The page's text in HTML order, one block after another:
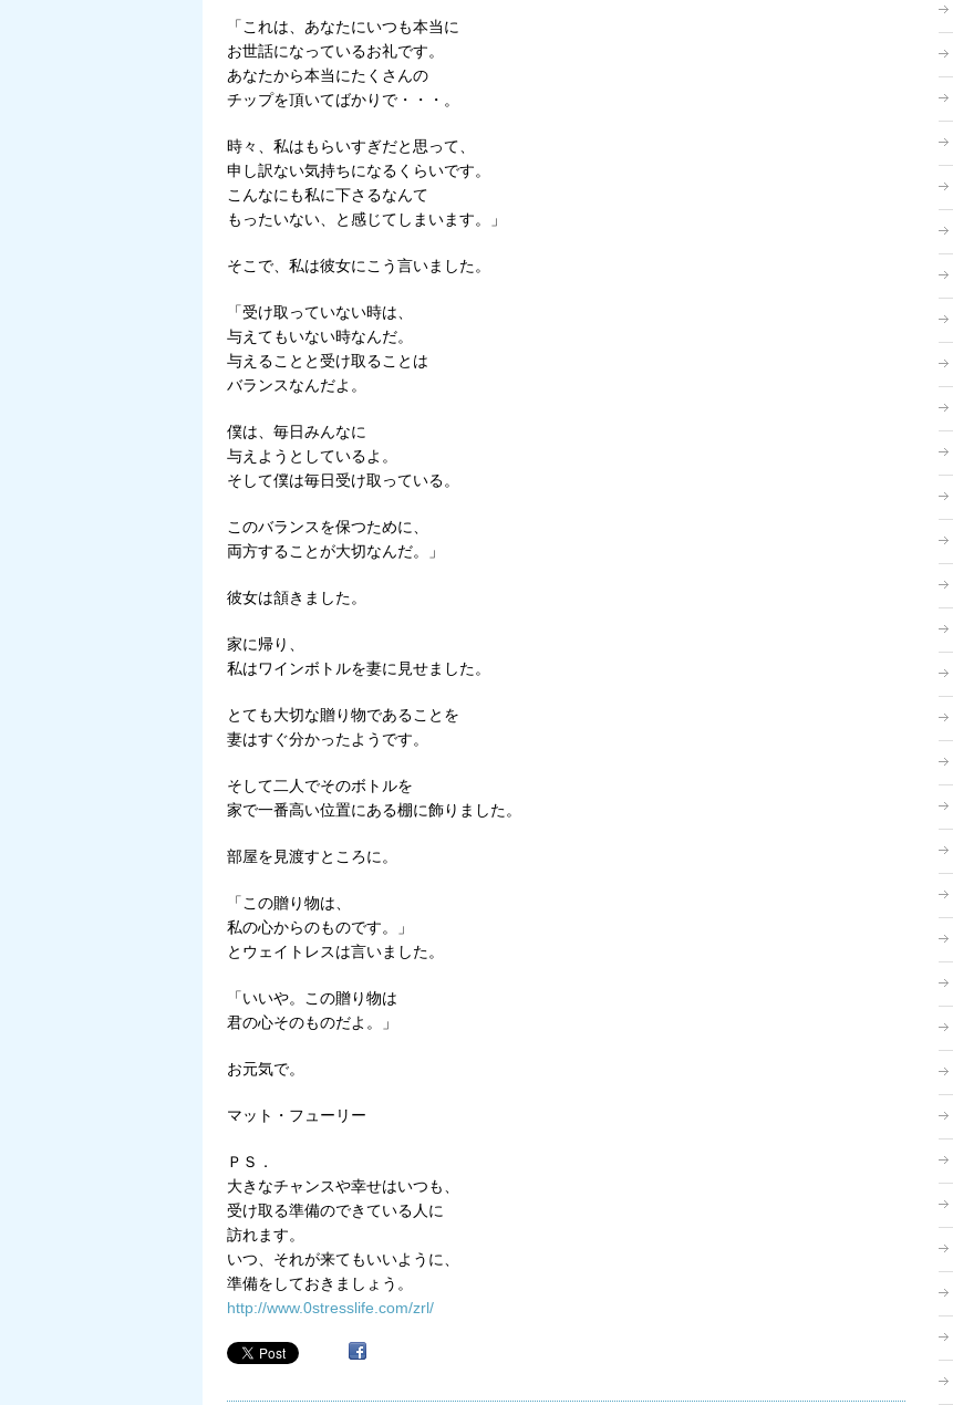
「これは、あなたにいつも本当に
お世話になっているお礼です。
あなたから本当にたくさんの
チップを頂いてばかりで・・・。
時々、私はもらいすぎだと思って、
申し訳ない気持ちになるくらいです。
こんなにも私に下さるなんて
もったいない、と感じてしまいます。」
そこで、私は彼女にこう言いました。
「受け取っていない時は、
与えてもいない時なんだ。
与えることと受け取ることは
バランスなんだよ。
僕は、毎日みんなに
与えようとしているよ。
そして僕は毎日受け取っている。
このバランスを保つために、
両方することが大切なんだ。」
彼女は頷きました。
家に帰り、
私はワインボトルを妻に見せました。
とても大切な贈り物であることを
妻はすぐ分かったようです。
そして二人でそのボトルを
家で一番高い位置にある棚に飾りました。
部屋を見渡すところに。
「この贈り物は、
私の心からのものです。」
とウェイトレスは言いました。
「いいや。この贈り物は
君の心そのものだよ。」
お元気で。
マット・フューリー
ＰＳ．
大きなチャンスや幸せはいつも、
受け取る準備のできている人に
訪れます。
いつ、それが来てもいいように、
準備をしておきましょう。
http://www.0stresslife.com/zrl/